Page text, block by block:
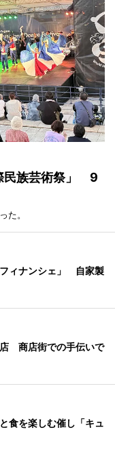
民族芸術祭」 9
た。
ィナンシェ」 自家製
商店街での手伝いで
食を楽しむ催し「キュ